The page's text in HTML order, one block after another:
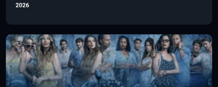
2026